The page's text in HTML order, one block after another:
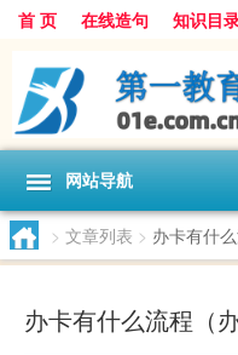
首 页 在线造句 知识目
网站导航
> 文章列表 > 办卡有什
办卡有什么流程（